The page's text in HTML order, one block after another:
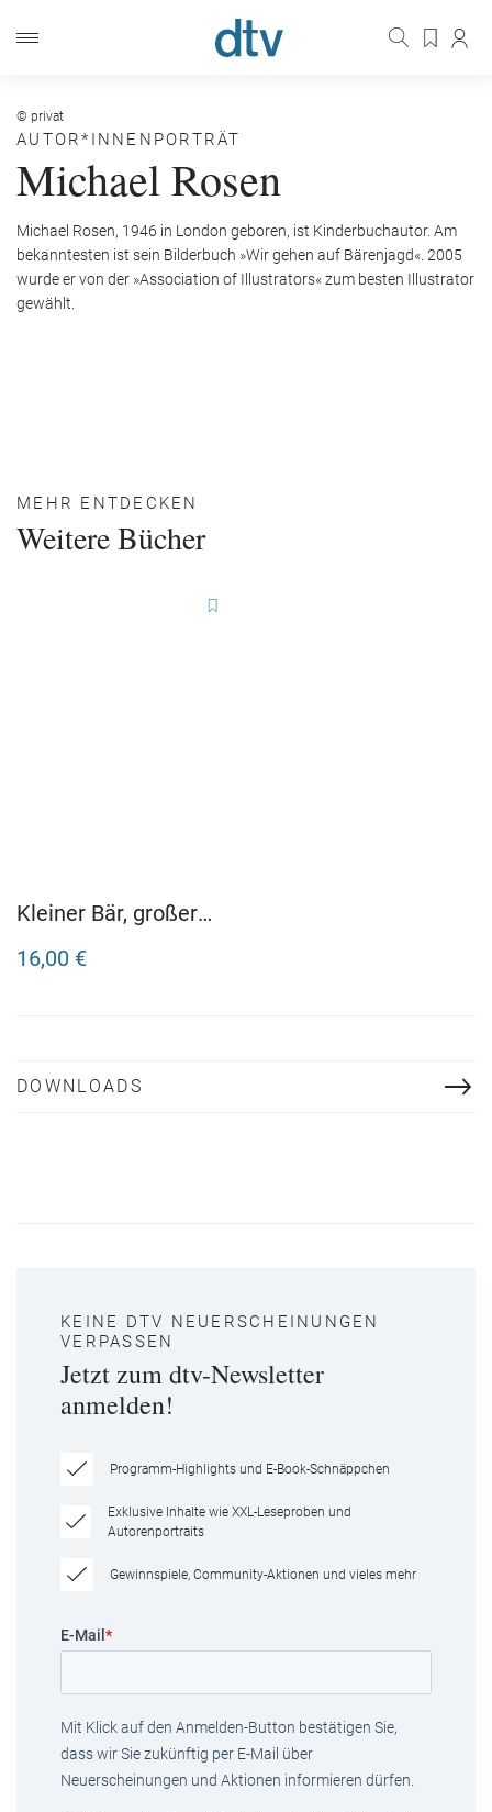
© privat
AUTOR*INNENPORTRÄT
Michael Rosen
Michael Rosen, 1946 in London geboren, ist Kinderbuchautor. Am
bekanntesten ist sein Bilderbuch »Wir gehen auf Bärenjagd«. 2005
wurde er von der »Association of Illustrators« zum besten Illustrator
gewählt.
MEHR ENTDECKEN
Weitere Bücher
Kleiner Bär, großer
16,00 €
DOWNLOADS
KEINE DTV NEUERSCHEINUNGEN
VERPASSEN
Jetzt zum dtv-Newsletter
anmelden!
Programm-Highlights und E-Book-Schnäppchen
Exklusive Inhalte wie XXL-Leseproben und
Autorenportraits
Gewinnspiele, Community-Aktionen und vieles mehr
E-Mail *
Mit Klick auf den Anmelden-Button bestätigen Sie,
dass wir Sie zukünftig per E-Mail über
Neuerscheinungen und Aktionen informieren dürfen.